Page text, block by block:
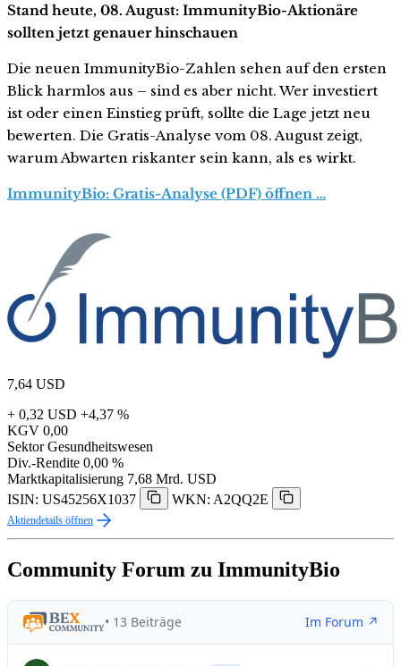
Stand heute, 08. August: ImmunityBio-Aktionäre
sollten jetzt genauer hinschauen
Die neuen ImmunityBio-Zahlen sehen auf den ersten
Blick harmlos aus – sind es aber nicht. Wer investiert
ist oder einen Einstieg prüft, sollte die Lage jetzt neu
bewerten. Die Gratis-Analyse vom 08. August zeigt,
warum Abwarten riskanter sein kann, als es wirkt.
ImmunityBio: Gratis-Analyse (PDF) öffnen …
7,64 USD
+ 0,32 USD +4,37 %
KGV 0,00
Sektor Gesundheitswesen
Div.-Rendite 0,00 %
Marktkapitalisierung 7,68 Mrd. USD
ISIN: US45256X1037
WKN: A2QQ2E
Aktiendetails öffnen
Community Forum zu ImmunityBio